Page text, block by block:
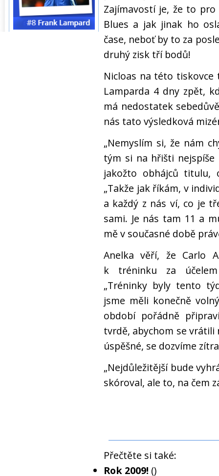
Zajímavostí je, že to
Blues a jak jinak ho
čase, neboť by to za
druhý zisk tří bodů!
Nicloas na této tiskovce
Lamparda 4 dny zpět,
má nedostatek
nás tato výsledková
„Nemyslím si, že nám
tým si na hřišti
jakožto obhájců titulu,
„Takže jak říkám, v
a každý z nás ví, co je
sami. Je nás tam 11 a
mě v současné době
Anelka věří, že Carlo
k tréninku za účelem
„Tréninky byly tento
jsme měli konečně
období pořádně
tvrdě, abychom se vrátili
úspěšné, se dozvíme
„Nejdůležitější bude
skóroval, ale to, na čem
Přečtěte si také:
Rok 2009! ()